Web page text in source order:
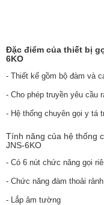
Đặc điểm của thiết bị
6KO
- Thiết kế gồm bộ đàm và
- Cho phép truyền yêu cầu
- Hệ thống chuyên gọi y tá
Tính năng của hệ thống
JNS-6KO
- Có 6 nút chức năng gọi
- Chức năng đàm thoải
- Lắp âm tường